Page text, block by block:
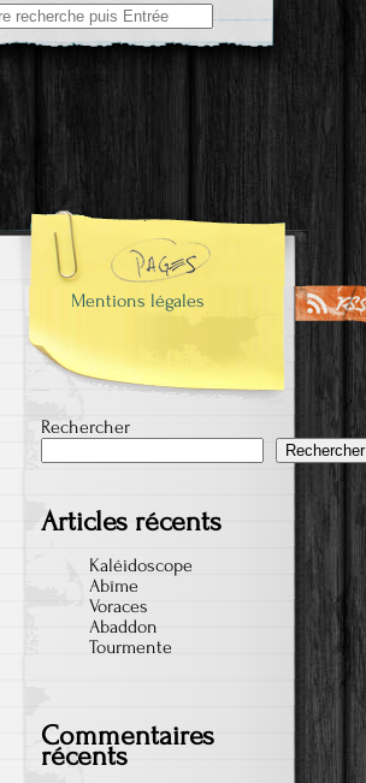
Mentions légales
Rechercher
Rechercher
Articles récents
Kaléidoscope
Abîme
Voraces
Abaddon
Tourmente
Commentaires
récents